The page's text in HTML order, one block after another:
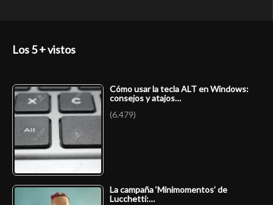
Los 5 + vistos
Cómo usar la tecla ALT en Windows:
consejos y atajos…
(6.479)
La campaña ‘Minimomentos’ de
Lucchetti:…